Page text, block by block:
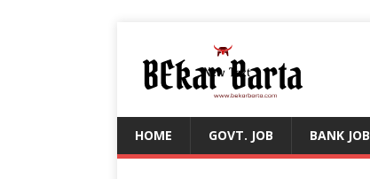
HOME GOVT. JOB BANK JOB